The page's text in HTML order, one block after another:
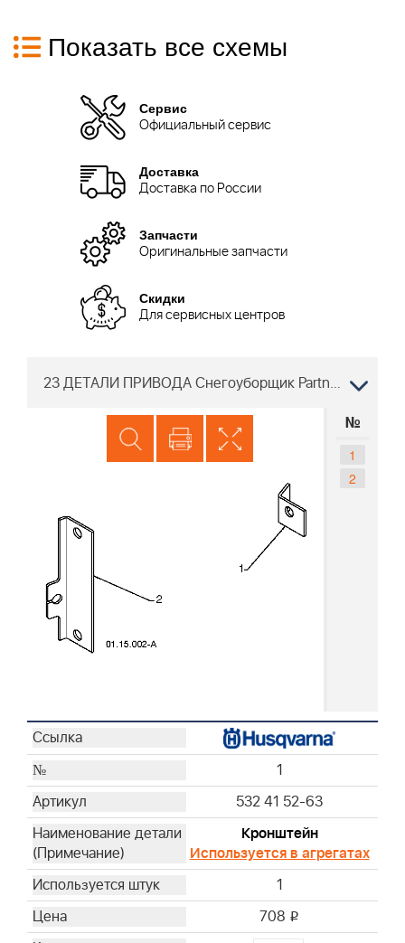
Показать все схемы
Сервис
Официальный сервис
Доставка
Доставка по России
Запчасти
Оригинальные запчасти
Скидки
Для сервисных центров
23 ДЕТАЛИ ПРИВОДА Снегоуборщик Partner SB300 96191000712, 2009-10
№
1
2
1
532 41 52-63
Кронштейн
Используется в агрегатах
1
708 i